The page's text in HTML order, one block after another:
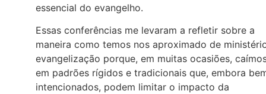
essencial do evangelho.
Essas conferências me levaram a refletir sobre a
maneira como temos nos aproximado de
evangelização porque, em muitas ocasiões,
em padrões rígidos e tradicionais que, embora
intencionados, podem limitar o impacto da